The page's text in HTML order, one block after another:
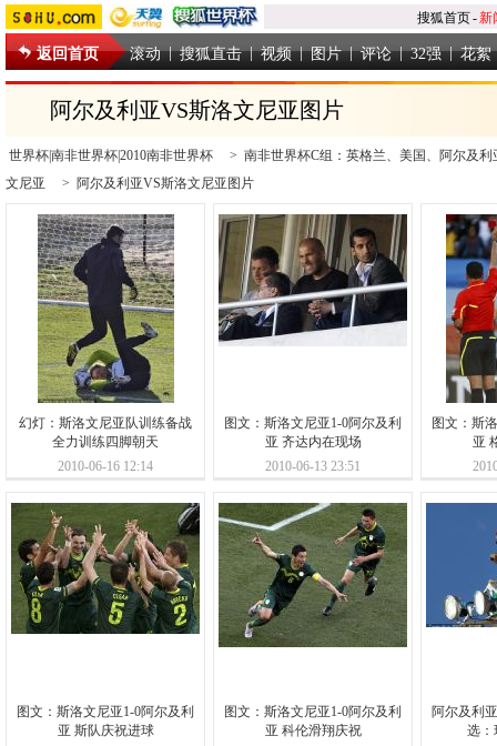
搜狐首页-新
返回首页 滚动 | 搜狐直击 | 视频 | 图片 | 评论 | 32强 | 花絮
阿尔及利亚VS斯洛文尼亚图片
世界杯|南非世界杯|2010南非世界杯 > 南非世界杯C组：英格兰、美国、阿尔及
文尼亚
> 阿尔及利亚VS斯洛文尼亚图片
幻灯：斯洛文尼亚队训练备战
全力训练四脚朝天
2010-06-16 12:14
图文：斯洛文尼亚1-0阿尔及利
亚 齐达内在现场
2010-06-13 23:51
图文：斯
亚
图文：斯洛文尼亚1-0阿尔及利
亚 斯队庆祝进球
图文：斯洛文尼亚1-0阿尔及利
亚 科伦滑翔庆祝
阿尔及利
选：